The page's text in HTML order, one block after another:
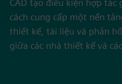
CAD tạo điều kiện hợp tác
cách cung cấp một nền
thiết kế, tài liệu và phản
giữa các nhà thiết kế và